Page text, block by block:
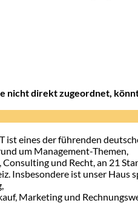
nicht direkt zugeordnet,
ist eines der führenden
um Management-Themen,
und Recht, an 21
Insbesondere ist unser Haus
Marketing und